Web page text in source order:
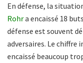
En défense, la
Rohra encaissé 18
défense est souvent
adversaires. Le chiffre
encaissé beaucoup